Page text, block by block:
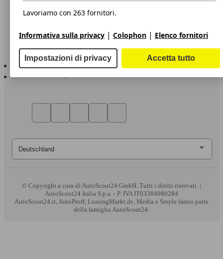
Area rivenditori
Sempre con te
AutoScout24 per iOS
© Copyright a cura di AutoScout24 GmbH. Tutti i diritti riservati. |
AutoScout24 Italia S.p.a. - P. IVA IT03384980284
AutoScout24.it, AutoProff, LeasingMarkt.de, Media e Smyle fanno parte
della famiglia AutoScout24.
Lavoriamo con 263 fornitori.
Informativa sulla privacy | Colophon | Elenco fornitori
Impostazioni di privacy Accetta tutto